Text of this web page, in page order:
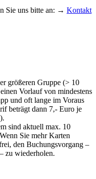
Sie uns bitte an: → Kontakt
größeren Gruppe (> 10
Vorlauf von mindestens
und oft lange im Voraus
beträgt dann 7,- Euro je
sind aktuell max. 10
Sie mehr Karten
den Buchungsvorgang –
zu wiederholen.